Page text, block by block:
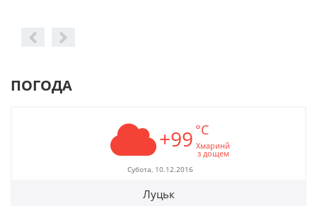
ПОГОДА
+99 °C
Хмаринй
з дощем
Субота, 10.12.2016
Луцьк